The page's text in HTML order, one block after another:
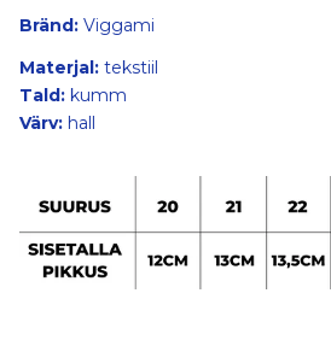
Bränd: Viggami
Materjal: tekstiil
Tald: kumm
Värv: hall